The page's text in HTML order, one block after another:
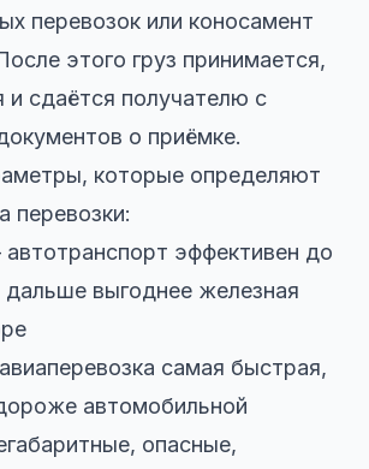
перевозок или коносамент
этого груз принимается,
и сдаётся получателю с
о приёмке.
которые определяют
перевозки:
эффективен до
дальше выгоднее железная
самая быстрая,
автомобильной
опасные,